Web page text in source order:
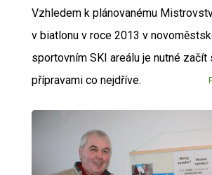
Vzhledem k plánovanému
v biatlonu v roce 2013 v
sportovním SKI areálu je nutné začít
přípravami co nejdříve.